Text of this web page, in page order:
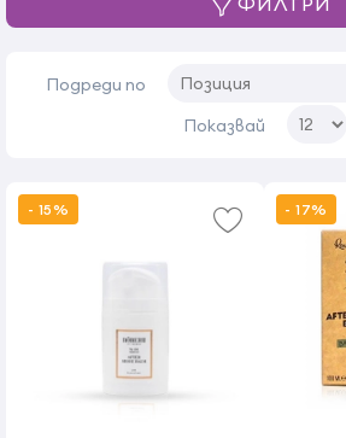
Подреди по
Показвай
- 15% - 17%